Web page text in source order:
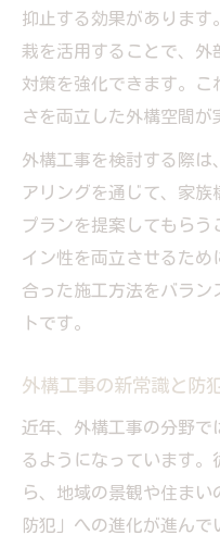
抑止する効果がありま
栽を活用することで、外
対策を強化できます。こ
さを両立した外構空間が
外構工事を検討する際は
アリングを通じて、家
プランを提案してもらう
イン性を両立させるため
合った施工方法をバラン
トです。
外構工事の新常識と防
近年、外構工事の分野で
るようになっています。
ら、地域の景観や住まい
防犯」への進化が進ん